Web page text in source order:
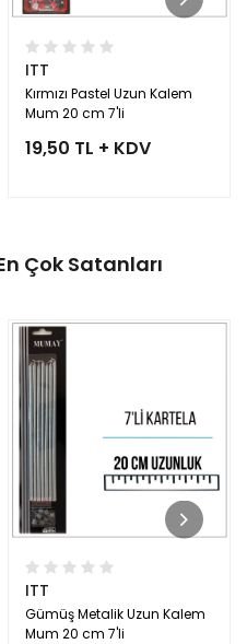
ITT
Kırmızı Pastel Uzun Kalem
Mum 20 cm 7'li
19,50 TL + KDV
Çok Satanları
ITT
Gümüş Metalik Uzun Kalem
Mum 20 cm 7'li